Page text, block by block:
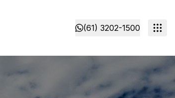
(61) 3202-1500